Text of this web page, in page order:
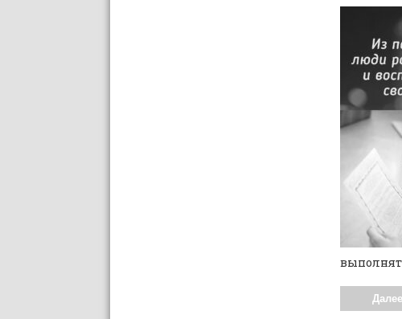
Далее